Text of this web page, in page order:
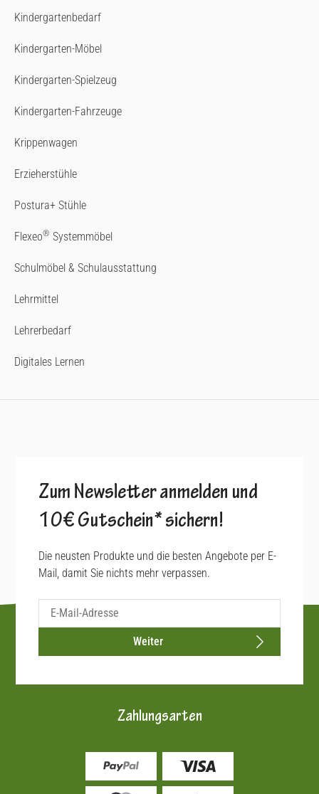
Kindergartenbedarf
Kindergarten-Möbel
Kindergarten-Spielzeug
Kindergarten-Fahrzeuge
Krippenwagen
Erzieherstühle
Postura+ Stühle
Flexeo® Systemmöbel
Schulmöbel & Schulausstattung
Lehrmittel
Lehrerbedarf
Digitales Lernen
Zum Newsletter anmelden und
10€ Gutschein* sichern!
Die neusten Produkte und die besten Angebote per E-
Mail, damit Sie nichts mehr verpassen.
Weiter
Zahlungsarten